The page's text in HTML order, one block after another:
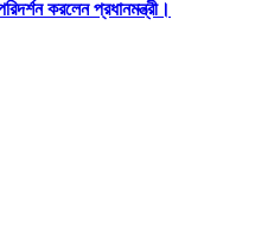
করলেন প্রধানমন্ত্রী।